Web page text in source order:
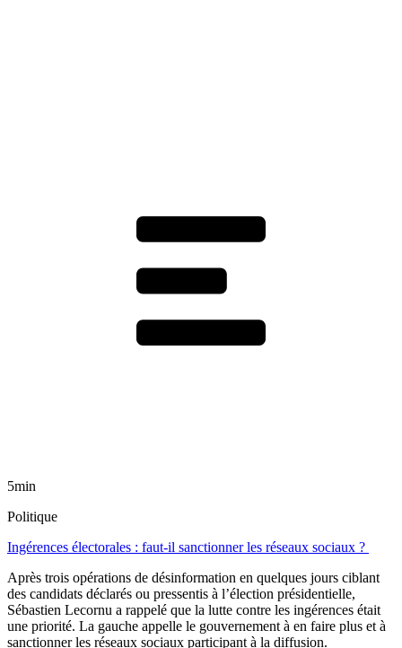
5min
Politique
Ingérences électorales : faut-il sanctionner les réseaux sociaux ?
Après trois opérations de désinformation en quelques jours ciblant
des candidats déclarés ou pressentis à l’élection présidentielle,
Sébastien Lecornu a rappelé que la lutte contre les ingérences était
une priorité. La gauche appelle le gouvernement à en faire plus et à
sanctionner les réseaux sociaux participant à la diffusion.